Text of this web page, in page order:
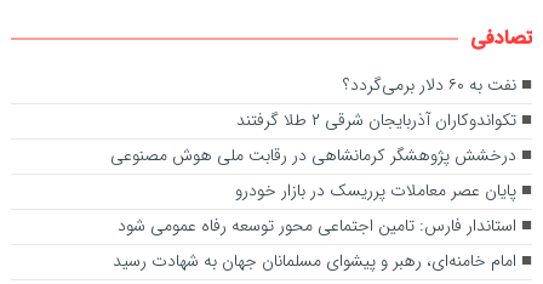
تصادفی
نفت به ۶۰ دلار برمی‌گردد؟
تکواندوکاران آذربایجان شرقی ۲ طلا گرفتند
درخشش پژوهشگر کرمانشاهی در رقابت ملی هوش مصنوعی
پایان عصر معاملات پرریسک در بازار خودرو
استاندار فارس: تامین اجتماعی محور توسعه رفاه عمومی شود
امام خامنه‌ای، رهبر و پیشوای مسلمانان جهان به شهادت رسید